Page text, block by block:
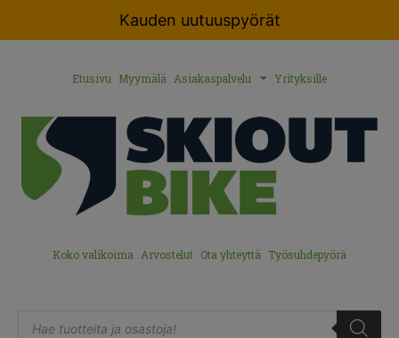
Kauden uutuuspyörät
Etusivu Myymälä Asiakaspalvelu Yrityksille
Koko valikoima Arvostelut Ota yhteyttä Työsuhdepyörä